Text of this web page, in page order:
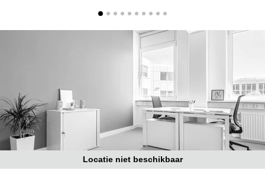
Den
Haag
Coworking
space
Breda
Coworking
Locatie niet beschikbaar